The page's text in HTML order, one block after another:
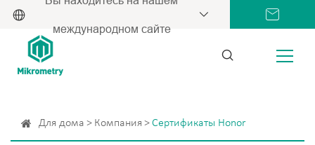
международном сайте
Для дома Компания Сертификаты Honor